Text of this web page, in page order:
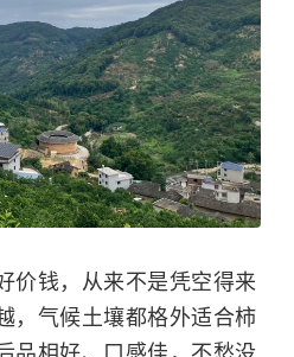
价钱，从来不是凭空得来
，气候土壤都格外适合柿